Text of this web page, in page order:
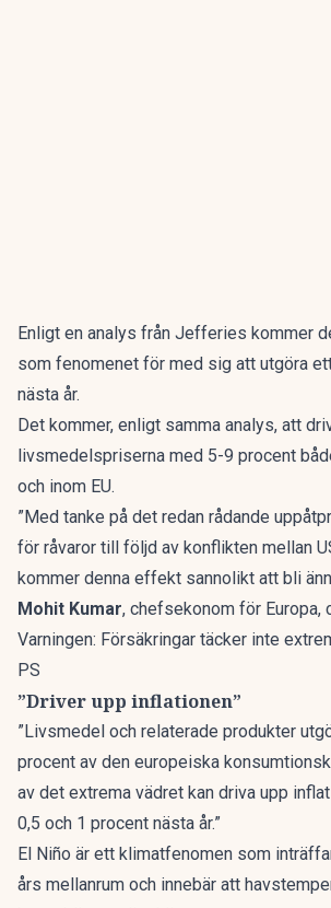
Enligt en analys från Jefferies kommer
som fenomenet för med sig att utgöra
nästa år.
Det kommer, enligt samma analys, att
livsmedelspriserna med 5-9 procent
och inom EU.
”Med tanke på det redan rådande
för råvaror till följd av konflikten mellan
kommer denna effekt sannolikt att bli
Mohit Kumar, chefsekonom för Europa,
Varningen: Försäkringar täcker inte
PS
”Driver upp inflationen”
”Livsmedel och relaterade produkter
procent av den europeiska
av det extrema vädret kan driva upp
0,5 och 1 procent nästa år.”
El Niño är ett klimatfenomen som
års mellanrum och innebär att